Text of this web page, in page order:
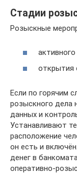
Стадии
Розыскные
открытия
Если по горячим
розыскного дела
данных и
Устанавливают
расположение
он есть и
денег в
оперативно-